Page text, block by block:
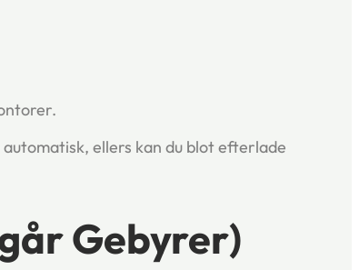
ellers kan du blot efterlade
Gebyrer)